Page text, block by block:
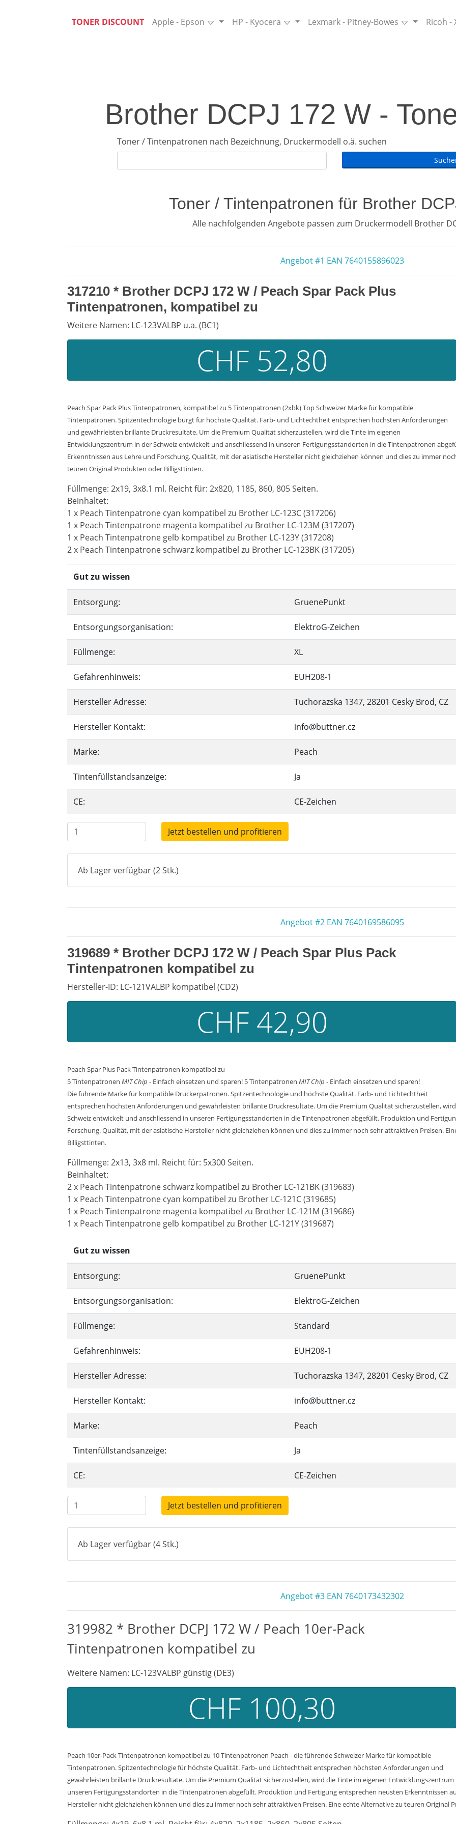
TONER DISCOUNT Apple - Epson HP - Kyocera Lexmark - Pitney-Bowes Ricoh -
Brother DCPJ 172 W -
Toner / Tintenpatronen nach Bezeichnung, Druckermodell o.ä. suchen
Toner / Tintenpatronen für Brother
Alle nachfolgenden Angebote passen zum Druckermodell Brother
Angebot #1 EAN 7640155896023
317210 * Brother DCPJ 172 W / Peach Spar Pack Plus
Tintenpatronen, kompatibel zu
Weitere Namen: LC-123VALBP u.a. (BC1)
CHF 52,80
Peach Spar Pack Plus Tintenpatronen, kompatibel zu 5 Tintenpatronen (2xbk) Top Schweizer Marke für kompatible
Tintenpatronen. Spitzentechnologie bürgt für höchste Qualität. Farb- und Lichtechtheit entsprechen höchsten Anforderungen
und gewährleisten brillante Druckresultate. Um die Premium Qualität sicherzustellen, wird die Tinte im eigenen
Entwicklungszentrum in der Schweiz entwickelt und anschliessend in unseren Fertigungsstandorten in die Tintenpatronen
Erkenntnissen aus Lehre und Forschung. Qualität, mit der asiatische Hersteller nicht gleichziehen können und dies zu immer
teuren Original Produkten oder Billigsttinten.
Füllmenge: 2x19, 3x8.1 ml. Reicht für: 2x820, 1185, 860, 805 Seiten.
Beinhaltet:
1 x Peach Tintenpatrone cyan kompatibel zu Brother LC-123C (317206)
1 x Peach Tintenpatrone magenta kompatibel zu Brother LC-123M (317207)
1 x Peach Tintenpatrone gelb kompatibel zu Brother LC-123Y (317208)
2 x Peach Tintenpatrone schwarz kompatibel zu Brother LC-123BK (317205)
Gut zu wissen
Entsorgung: GruenePunkt
Entsorgungsorganisation: ElektroG-Zeichen
Füllmenge: XL
Gefahrenhinweis: EUH208-1
Hersteller Adresse: Tuchorazska 1347, 28201 Cesky Brod, CZ
Hersteller Kontakt: info@buttner.cz
Marke: Peach
Tintenfüllstandsanzeige: Ja
CE: CE-Zeichen
Jetzt bestellen und profitieren
Ab Lager verfügbar (2 Stk.)
Angebot #2 EAN 7640169586095
319689 * Brother DCPJ 172 W / Peach Spar Plus Pack
Tintenpatronen kompatibel zu
Hersteller-ID: LC-121VALBP kompatibel (CD2)
CHF 42,90
Peach Spar Plus Pack Tintenpatronen kompatibel zu
5 Tintenpatronen MIT Chip - Einfach einsetzen und sparen! 5 Tintenpatronen MIT Chip - Einfach einsetzen und sparen!
Die führende Marke für kompatible Druckerpatronen. Spitzentechnologie und höchste Qualität. Farb- und Lichtechtheit
entsprechen höchsten Anforderungen und gewährleisten brillante Druckresultate. Um die Premium Qualität sicherzustellen,
Schweiz entwickelt und anschliessend in unseren Fertigungsstandorten in die Tintenpatronen abgefüllt. Produktion und
Forschung. Qualität, mit der asiatische Hersteller nicht gleichziehen können und dies zu immer noch sehr attraktiven Preisen.
Billigsttinten.
Füllmenge: 2x13, 3x8 ml. Reicht für: 5x300 Seiten.
Beinhaltet:
2 x Peach Tintenpatrone schwarz kompatibel zu Brother LC-121BK (319683)
1 x Peach Tintenpatrone cyan kompatibel zu Brother LC-121C (319685)
1 x Peach Tintenpatrone magenta kompatibel zu Brother LC-121M (319686)
1 x Peach Tintenpatrone gelb kompatibel zu Brother LC-121Y (319687)
Gut zu wissen
Entsorgung: GruenePunkt
Entsorgungsorganisation: ElektroG-Zeichen
Füllmenge: Standard
Gefahrenhinweis: EUH208-1
Hersteller Adresse: Tuchorazska 1347, 28201 Cesky Brod, CZ
Hersteller Kontakt: info@buttner.cz
Marke: Peach
Tintenfüllstandsanzeige: Ja
CE: CE-Zeichen
Jetzt bestellen und profitieren
Ab Lager verfügbar (4 Stk.)
Angebot #3 EAN 7640173432302
319982 * Brother DCPJ 172 W / Peach 10er-Pack
Tintenpatronen kompatibel zu
Weitere Namen: LC-123VALBP günstig (DE3)
CHF 100,30
Peach 10er-Pack Tintenpatronen kompatibel zu 10 Tintenpatronen Peach - die führende Schweizer Marke für kompatible
Tintenpatronen. Spitzentechnologie für höchste Qualität. Farb- und Lichtechtheit entsprechen höchsten Anforderungen und
gewährleisten brillante Druckresultate. Um die Premium Qualität sicherzustellen, wird die Tinte im eigenen
unseren Fertigungsstandorten in die Tintenpatronen abgefüllt. Produktion und Fertigung entsprechen neusten Erkenntnissen
Hersteller nicht gleichziehen können und dies zu immer noch sehr attraktiven Preisen. Eine echte Alternative zu teuren Original